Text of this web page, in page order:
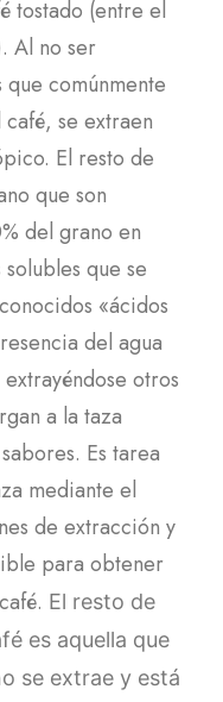
tostado (entre el
Al no ser
comúnmente
se extraen
El resto de
que son
del grano en
que se
«ácidos
del agua
otros
a la taza
Es tarea
mediante el
de extracción y
para obtener
El resto de
es aquella que
se extrae y está